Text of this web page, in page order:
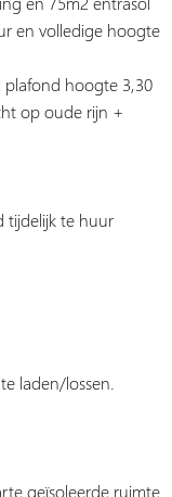
en volledige hoogte
plafond hoogte 3,30
op oude rijn +
tijdelijk te huur
laden/lossen.
geïsoleerde ruimte.